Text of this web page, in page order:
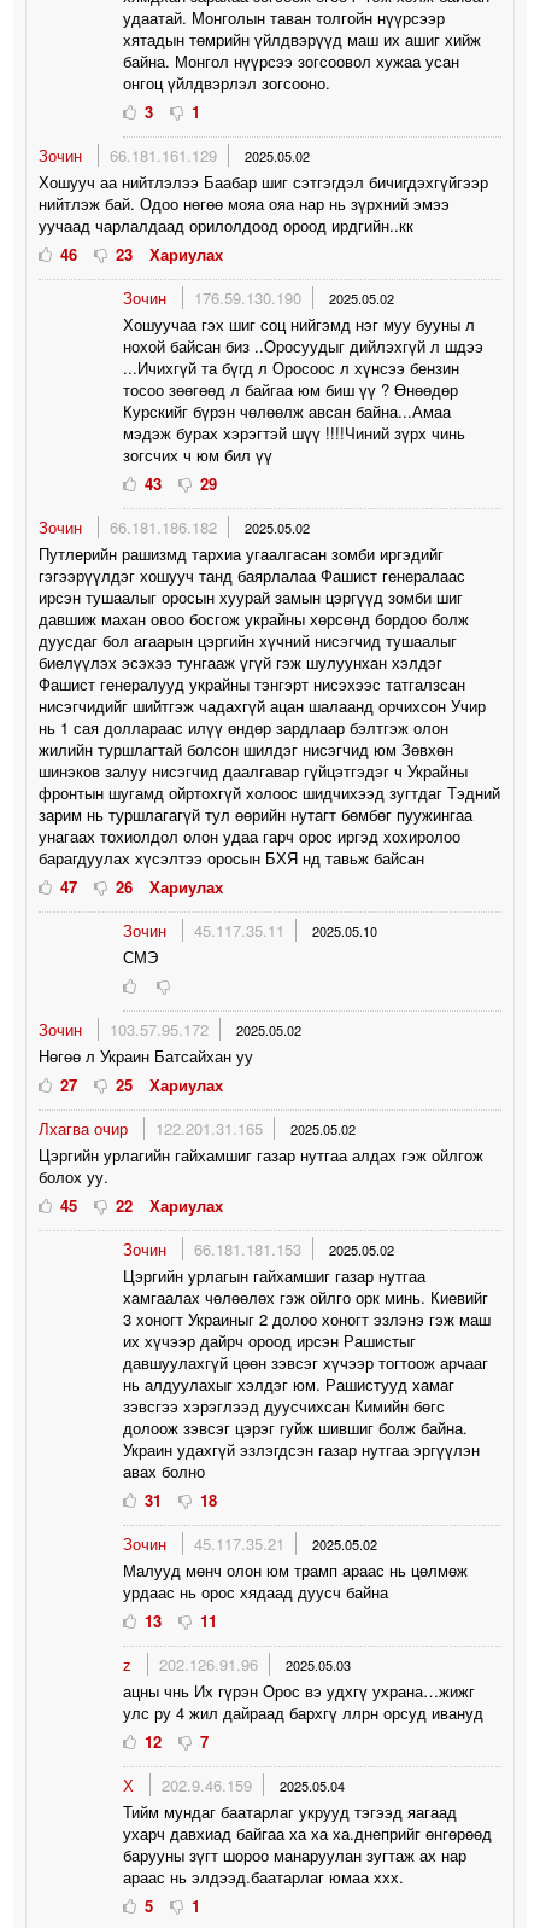
удаатай. Монголын таван толгойн нүүрсээр
хятадын төмрийн үйлдвэрүүд маш их ашиг хийж
байна. Монгол нүүрсээ зогсоовол хужаа усан
онгоц үйлдвэрлэл зогсооно.
3
1
Зочин
66.181.161.129 2025.05.02
Хошууч аа нийтлэлээ Баабар шиг сэтгэгдэл бичигдэхгүйгээр
нийтлэж бай. Одоо нөгөө мояа ояа нар нь зүрхний эмээ
уучаад чарлалдаад орилолдоод ороод ирдгийн..кк
46
23
Хариулах
Зочин
176.59.130.190 2025.05.02
Хошуучаа гэх шиг соц нийгэмд нэг муу бууны л
нохой байсан биз ..Оросуудыг дийлэхгүй л шдээ
...Ичихгүй та бүгд л Оросоос л хүнсээ бензин
тосоо зөөгөөд л байгаа юм биш үү ? Өнөөдөр
Курскийг бүрэн чөлөөлж авсан байна...Амаа
мэдэж бурах хэрэгтэй шүү !!!!Чиний зүрх чинь
зогсчих ч юм бил үү
43
29
Зочин
66.181.186.182 2025.05.02
Путлерийн рашизмд тархиа угаалгасан зомби иргэдийг
гэгээрүүлдэг хошууч танд баярлалаа Фашист генералаас
ирсэн тушаалыг оросын хуурай замын цэргүүд зомби шиг
давшиж махан овоо босгож украйны хөрсөнд бордоо болж
дуусдаг бол агаарын цэргийн хүчний нисэгчид тушаалыг
биелүүлэх эсэхээ тунгааж үгүй гэж шулуунхан хэлдэг
Фашист генералууд украйны тэнгэрт нисэхээс татгалзсан
нисэгчидийг шийтгэж чадахгүй ацан шалаанд орчихсон Учир
нь 1 сая доллараас илүү өндөр зардлаар бэлтгэж олон
жилийн туршлагтай болсон шилдэг нисэгчид юм Зөвхөн
шинэков залуу нисэгчид даалгавар гүйцэтгэдэг ч Украйны
фронтын шугамд ойртохгүй холоос шидчихээд зугтдаг Тэдний
зарим нь туршлагагүй тул өөрийн нутагт бөмбөг пуужингаа
унагаах тохиолдол олон удаа гарч орос иргэд хохиролоо
барагдуулах хүсэлтээ оросын БХЯ нд тавьж байсан
47
26
Хариулах
Зочин
45.117.35.11 2025.05.10
СМЭ
Зочин 103.57.95.172 2025.05.02
Нөгөө л Украин Батсайхан уу
27
25
Хариулах
Лхагва очир
122.201.31.165 2025.05.02
Цэргийн урлагийн гайхамшиг газар нутгаа алдах гэж ойлгож
болох уу.
45
22
Хариулах
Зочин
66.181.181.153 2025.05.02
Цэргийн урлагын гайхамшиг газар нутгаа
хамгаалах чөлөөлөх гэж ойлго орк минь. Киевийг
3 хоногт Украиныг 2 долоо хоногт эзлэнэ гэж маш
их хүчээр дайрч ороод ирсэн Рашистыг
давшуулахгүй цөөн зэвсэг хүчээр тогтоож арчааг
нь алдуулахыг хэлдэг юм. Рашистууд хамаг
зэвсгээ хэрэглээд дуусчихсан Кимийн бөгс
долоож зэвсэг цэрэг гуйж шившиг болж байна.
Украин удахгүй эзлэгдсэн газар нутгаа эргүүлэн
авах болно
31
18
Зочин
45.117.35.21 2025.05.02
Малууд мөнч олон юм трамп араас нь цөлмөж
урдаас нь орос хядаад дуусч байна
13
11
z
202.126.91.96 2025.05.03
ацны чнь Их гүрэн Орос вэ удхгү ухрана…жижг
улс ру 4 жил дайраад бархгү ллрн орсуд ивануд
12
7
Х
202.9.46.159 2025.05.04
Тийм мундаг баатарлаг укрууд тэгээд яагаад
ухарч давхиад байгаа ха ха ха.днеприйг өнгөрөөд
барууны зүгт шороо манаруулан зугтаж ах нар
араас нь элдээд.баатарлаг юмаа ххх.
5
1